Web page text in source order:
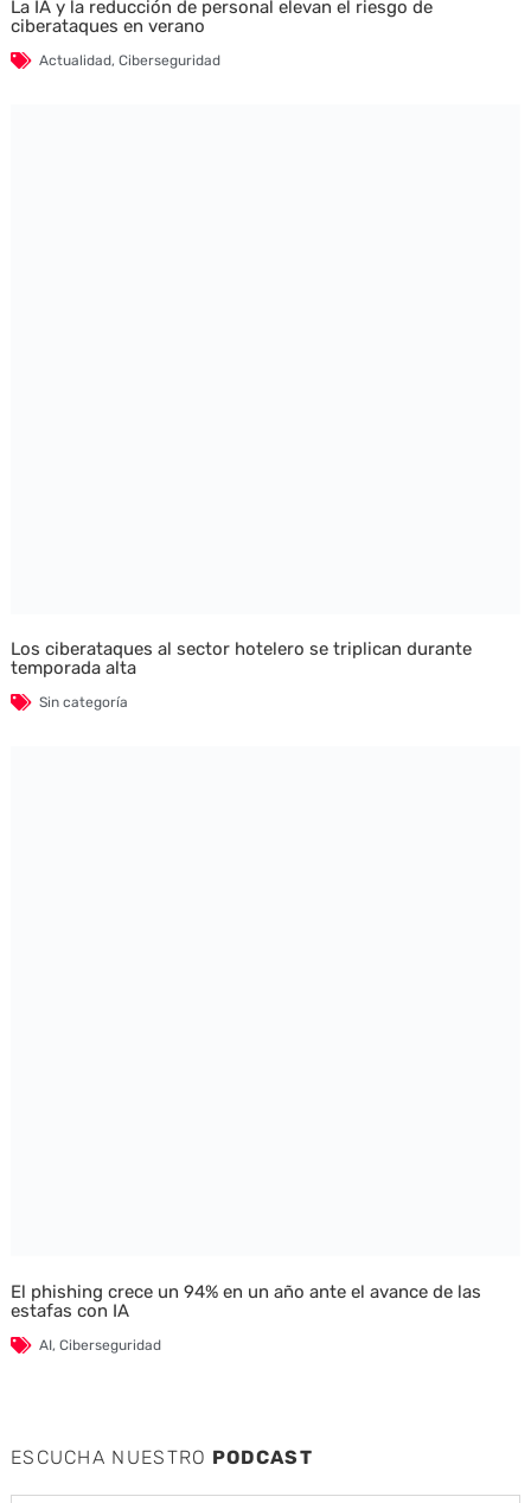
La IA y la reducción de personal elevan el riesgo de
ciberataques en verano
Actualidad, Ciberseguridad
Los ciberataques al sector hotelero se triplican durante
temporada alta
Sin categoría
El phishing crece un 94% en un año ante el avance de las
estafas con IA
AI, Ciberseguridad
ESCUCHA NUESTRO PODCAST